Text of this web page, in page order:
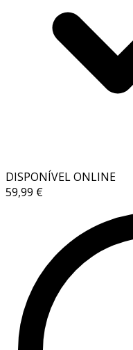
DISPONÍVEL ONLINE
59,99 €